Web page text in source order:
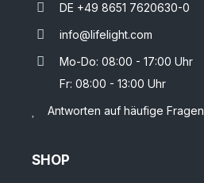
DE +49 8651 7620630-0
info@lifelight.com
Mo-Do: 08:00 - 17:00 Uhr
Fr: 08:00 - 13:00 Uhr
Antworten auf häufige Fragen
SHOP